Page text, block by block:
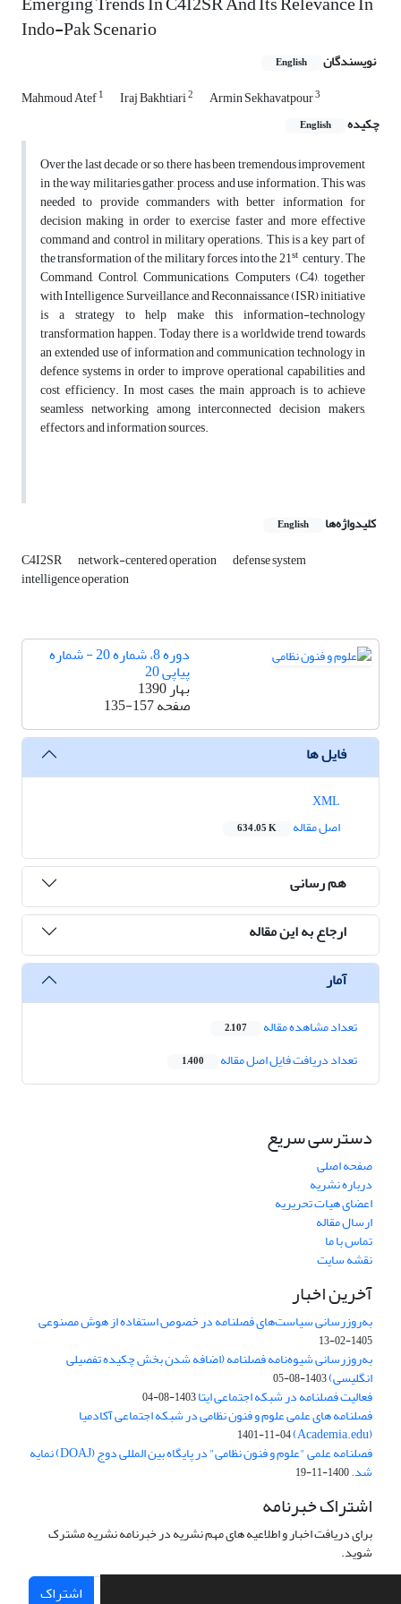
Indo-Pak Scenario
نویسندگان English
Mahmoud Atef1 Iraj Bakhtiari2 Armin Sekhavatpour3
چکیده English
Over the last decade or so, there has been tremendous improvement
in the way militaries gather, process, and use information. This was
needed to provide commanders with better information for
decision making in order to exercise faster and more effective
command and control in military operations. This is a key part of
the transformation of the military forces into the 21stcentury. The
Command, Control, Communications, Computers (C4), together
with Intelligence, Surveillance, and Reconnaissance (ISR) initiative
is a strategy to help make this information-technology
transformation happen. Today there is a worldwide trend towards
an extended use of information and communication technology in
defence systems in order to improve operational capabilities and
cost efficiency. In most cases, the main approach is to achieve
seamless networking among interconnected decision makers,
effectors, and information sources.
کلیدواژه‌ها English
C4I2SR network-centered operation defense system
intelligence operation
دوره 8، شماره 20 - شماره
پیاپی 20
بهار 1390
صفحه135-157
فایل ها
اصل مقاله
634.05 K
هم رسانی
ارجاع به این مقاله
آمار
تعداد مشاهده مقاله 2,107
تعداد دریافت فایل اصل مقاله 1,400
دسترسی سریع
صفحه اصلی
درباره نشریه
اعضای هیات تحریریه
ارسال مقاله
تماس با ما
نقشه سایت
آخرین اخبار
به‌روزرسانی سیاست‌های فصلنامه در خصوص استفاده از هوش مصنوعی
1405-02-13
به‌روزرسانی شیوه‌نامه فصلنامه (اضافه شدن بخش چکیده تفصیلی
انگلیسی)1403-08-05
فعالیت فصلنامه در شبکه اجتماعی ایتا1403-08-04
فصلنامه های علمی علوم و فنون نظامی در شبکه اجتماعی آکادمیا
(Academia.edu)
1401-11-04
فصلنامه علمی "علوم و فنون نظامی" در پایگاه بین المللی دوج (DOAJ) نمایه
شد.1400-11-19
اشتراک خبرنامه
برای دریافت اخبار و اطلاعیه های مهم نشریه در خبرنامه نشریه مشترک
شوید.
اشتراک